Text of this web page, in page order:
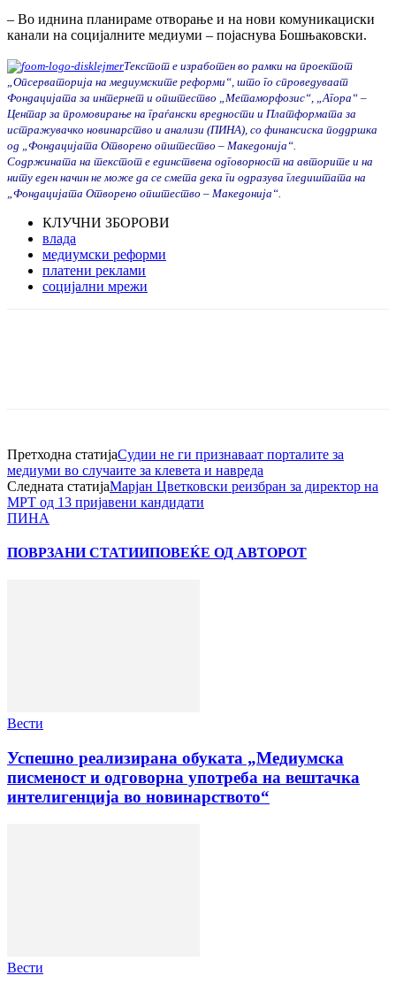
– Во иднина планираме отворање и на нови комуникациски
канали на социјалните медиуми – појаснува Бошњаковски.
Текстот е изработен во рамки на проектот
„Опсерваторија на медиумските реформи“, што го спроведуваат
Фондацијата за интернет и општество „Метаморфозис“, „Агора“ –
Центар за промовирање на граѓански вредности и Платформата за
истражувачко новинарство и анализи (ПИНА), со финансиска поддршка
од „Фондацијата Отворено општество – Македонија“.
Содржината на текстот е единствена одговорност на авторите и на
ниту еден начин не може да се смета дека ги одразува гледиштата на
„Фондацијата Отворено општество – Македонија“.
КЛУЧНИ ЗБОРОВИ
влада
медиумски реформи
платени реклами
социјални мрежи
Претходна статијаСудии не ги признаваат порталите за
медиуми во случаите за клевета и навреда
Следната статијаМарјан Цветковски реизбран за директор на
МРТ од 13 пријавени кандидати
ПИНА
ПОВРЗАНИ СТАТИИПОВЕЌЕ ОД АВТОРОТ
Вести
Успешно реализирана обуката „Медиумска
писменост и одговорна употреба на вештачка
интелигенција во новинарството“
Вести